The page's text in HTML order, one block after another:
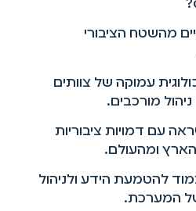
מהשטח הציבורי
עמוקה של צוותים
מורכבים.
עם דמויות ציבוריות
ומהעולם.
צמוד להטמעת הידע ולניהול
המערכת.